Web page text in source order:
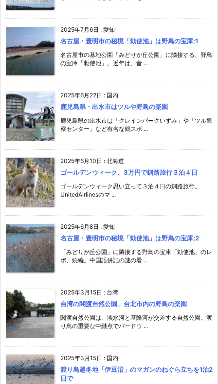
2025年7月6日 : 愛知
名古屋・豊明市の秘境「勅使池」は野鳥の宝庫;1
名古屋市の墓地公園「みどりが丘公園」に隣接する、野鳥
の宝庫「勅使池」。近年は、昔 ...
2025年6月22日 : 国内
鹿児島県・出水市はツルや野鳥の楽園
鹿児島県の出水市は「クレインパークいずみ」や「ツル観
察センター」など有名な鶴スポ ...
2025年6月10日 : 北海道
ゴールデンウィーク、3万円で釧路旅行３泊４日
ゴールデンウィーク思い立って３泊４日の釧路旅行。
UnitedAirlinesのマ ...
2025年6月8日 : 愛知
名古屋・豊明市の秘境「勅使池」は野鳥の宝庫;2
「みどりが丘公園」に隣接する野鳥の宝庫「勅使池」のレ
ポ、続編。中国語併記の謎の看 ...
2025年3月15日 : 台湾
台湾の関渡自然公園、台北市内の野鳥の楽園
関渡自然公園は、淡水河と基隆河が交差する自然公園。渡
り鳥の重要な中継点でバードウ ...
2025年3月15日 : 国内
渡り鳥越冬地「伊豆沼」のマガンのねぐら立ちを1泊2
日で